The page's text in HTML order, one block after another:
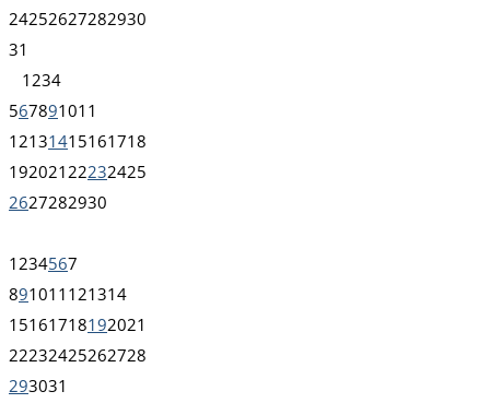
24252627282930
31
1 234
567891011
12131415161718
192021 22232425
2627282930
1 234567
891011 121314
15161718192021
22232425262728
293031